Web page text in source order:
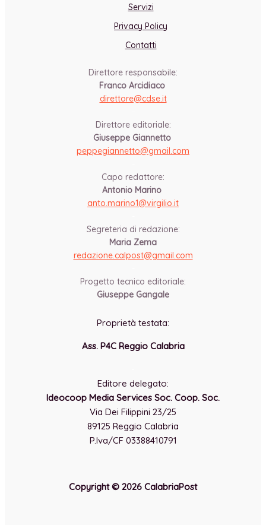
Servizi
Privacy Policy
Contatti
Direttore responsabile:
Franco Arcidiaco
direttore@cdse.it
Direttore editoriale:
Giuseppe Giannetto
peppegiannetto@gmail.com
Capo redattore:
Antonio Marino
anto.marino1@virgilio.it
Segreteria di redazione:
Maria Zema
redazione.calpost@gmail.com
Progetto tecnico editoriale:
Giuseppe Gangale
Proprietà testata:
Ass. P4C Reggio Calabria
Editore delegato:
Ideocoop Media Services Soc. Coop. Soc.
Via Dei Filippini 23/25
89125 Reggio Calabria
P.Iva/CF 03388410791
Copyright © 2026 CalabriaPost